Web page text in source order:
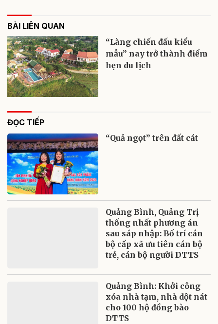
BÀI LIÊN QUAN
“Làng chiến đấu kiểu
mẫu” nay trở thành điểm
hẹn du lịch
ĐỌC TIẾP
“Quả ngọt” trên đất cát
Quảng Bình, Quảng Trị
thống nhất phương án
sau sáp nhập: Bố trí cán
bộ cấp xã ưu tiên cán bộ
trẻ, cán bộ người DTTS
Quảng Bình: Khởi công
xóa nhà tạm, nhà dột nát
cho 100 hộ đồng bào
DTTS